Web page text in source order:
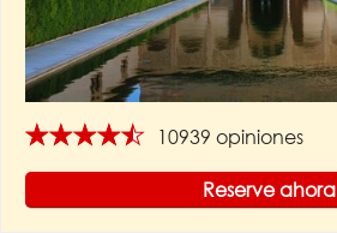
★★★★★ 10939 opiniones
Reserve ahora